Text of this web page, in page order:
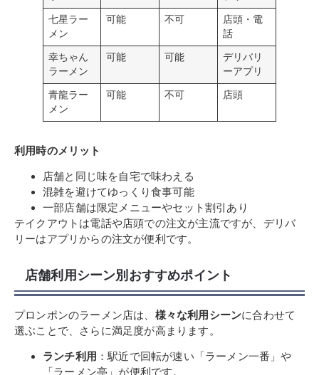
七星ラー
メン
可能 不可
店頭・電
話
幸ちゃん
ラーメン
可能 可能
デリバリ
ーアプリ
青龍ラー
メン
可能 不可 店頭
利用時のメリット
店舗と同じ味を自宅で味わえる
混雑を避けてゆっくり食事可能
一部店舗は限定メニューやセット割引あり
テイクアウトは電話や店頭での注文が主流ですが、デリバ
リーはアプリからの注文が便利です。
店舗利用シーン別おすすめポイント
プロンポンのラーメン店は、 様々な利用シーンに合わせて
選ぶことで、さらに満足度が高まります。
ランチ利用 ：駅近で回転が速い「ラーメン一番」や
「ラーメン亭」が便利です。